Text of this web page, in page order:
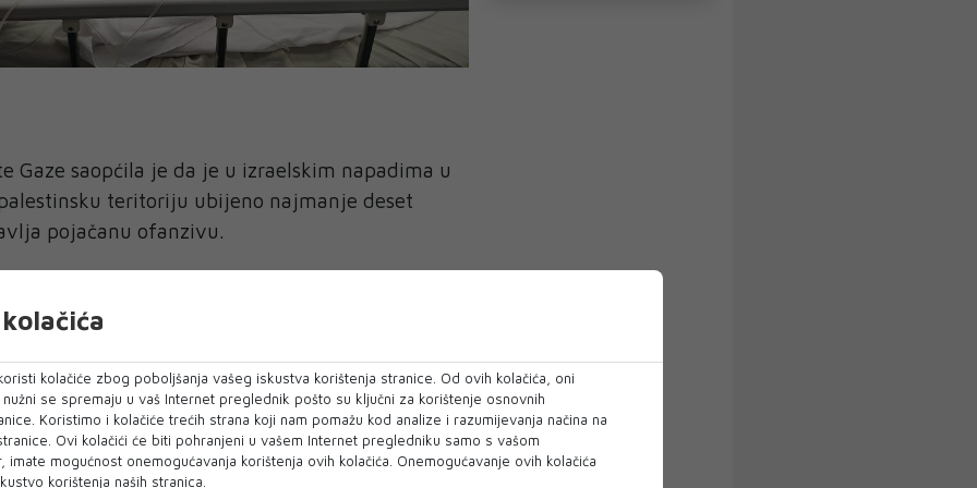
Gaze saopćila je da je u izraelskim napadima u
teritoriju ubijeno najmanje deset
pojačanu ofanzivu.
sada je rezultat izraelskih napada od zore-
Mahmud Bassal za AFP, dodajući da su
su se raseljeni civili sklonili u južnom
i kuće u gradu Gazi i u centralnom gradu Deir
odgovorila na zahtjev AFP-a za komentar.
kolačiće zbog poboljšanja vašeg iskustva korištenja stranice. Od ovih kolačića, oni
se spremaju u vaš Internet preglednik pošto su ključni za korištenje osnovnih
Koristimo i kolačiće trećih strana koji nam pomažu kod analize i razumijevanja načina na
Ovi kolačići će biti pohranjeni u vašem Internet pregledniku samo s vašom
imate mogućnost onemogućavanja korištenja ovih kolačića. Onemogućavanje ovih kolačića
korištenja naših stranica.